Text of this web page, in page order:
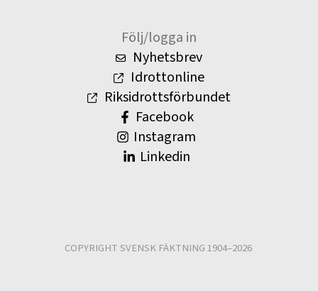
Följ/logga in
Nyhetsbrev
Idrottonline
Riksidrottsförbundet
Facebook
Instagram
Linkedin
COPYRIGHT SVENSK FÄKTNING 1904–2026